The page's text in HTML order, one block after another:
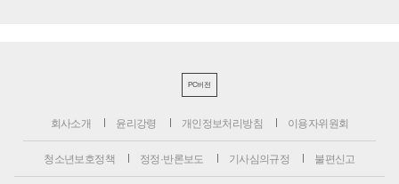
PC버전
회사소개 윤리강령 개인정보처리방침 이용자위원회
청소년보호정책 정정·반론보도 기사심의규정 불편신고